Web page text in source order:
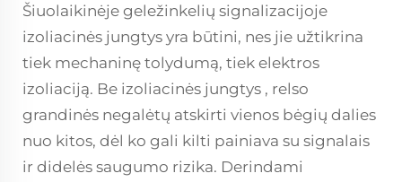
Šiuolaikinėje geležinkelių signalizacijoje
izoliacinės jungtys yra būtini, nes jie užtikrina
tiek mechaninę tolydumą, tiek elektros
izoliaciją. Be izoliacinės jungtys , relso
grandinės negalėtų atskirti vienos bėgių dalies
nuo kitos, dėl ko gali kilti painiava su signalais
ir didelės saugumo rizika. Derindami